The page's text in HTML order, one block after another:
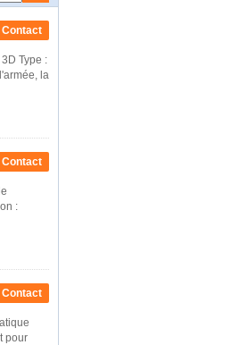
Contact
Type :
la
Contact
:
Contact
pour